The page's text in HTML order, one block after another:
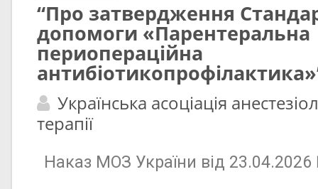
“Про затвердження
допомоги «Парентеральна
периопераційна
Українська асоціація
терапії
Наказ МОЗ України від